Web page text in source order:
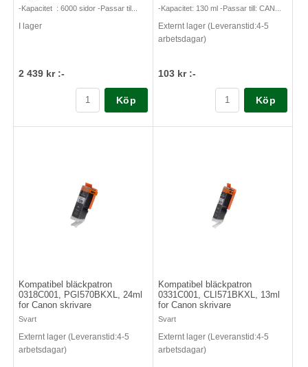
-Kapacitet : 6000 sidor -Passar til...
I lager
2 439 kr :-
Köp
-Kapacitet: 130 ml -Passar till: CAN...
Externt lager (Leveranstid:4-5
arbetsdagar)
103 kr :-
Köp
Kompatibel bläckpatron
0318C001, PGI570BKXL, 24ml
for Canon skrivare
Svart
Externt lager (Leveranstid:4-5
arbetsdagar)
Kompatibel bläckpatron
0331C001, CLI571BKXL, 13ml
for Canon skrivare
Svart
Externt lager (Leveranstid:4-5
arbetsdagar)